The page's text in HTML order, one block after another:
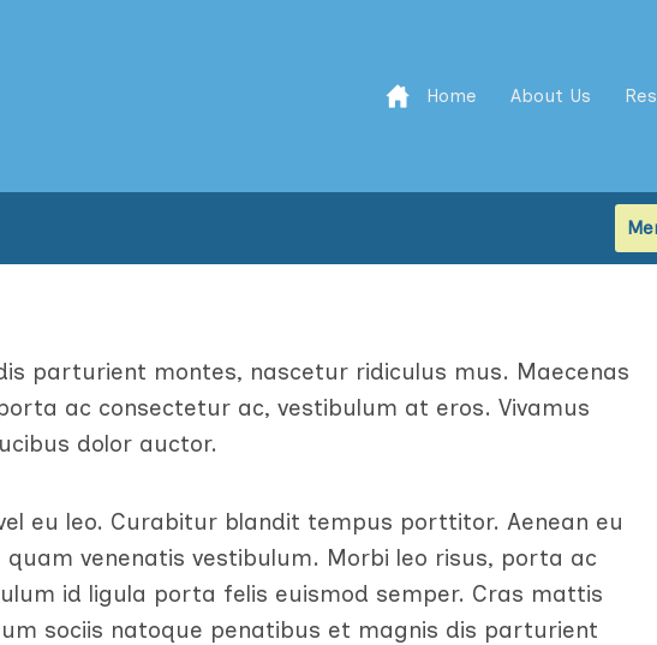
Home About Us
parturient montes, nascetur ridiculus mus. Maecenas
ac consectetur ac, vestibulum at eros. Vivamus
dolor auctor.
eu leo. Curabitur blandit tempus porttitor. Aenean eu
venenatis vestibulum. Morbi leo risus, porta ac
id ligula porta felis euismod semper. Cras mattis
sociis natoque penatibus et magnis dis parturient